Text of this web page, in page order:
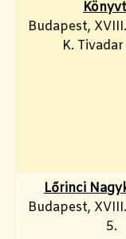
Budapest,
K.
Lőrinci
Budapest,
5.